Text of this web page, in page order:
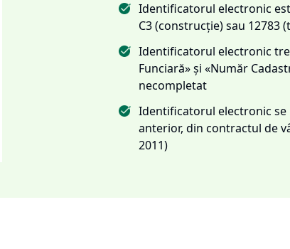
Identificatorul electronic
C3 (construcție) sau 12783
Identificatorul electronic
Funciară» și «Număr
necompletat
Identificatorul electronic
anterior, din contractul de
2011)